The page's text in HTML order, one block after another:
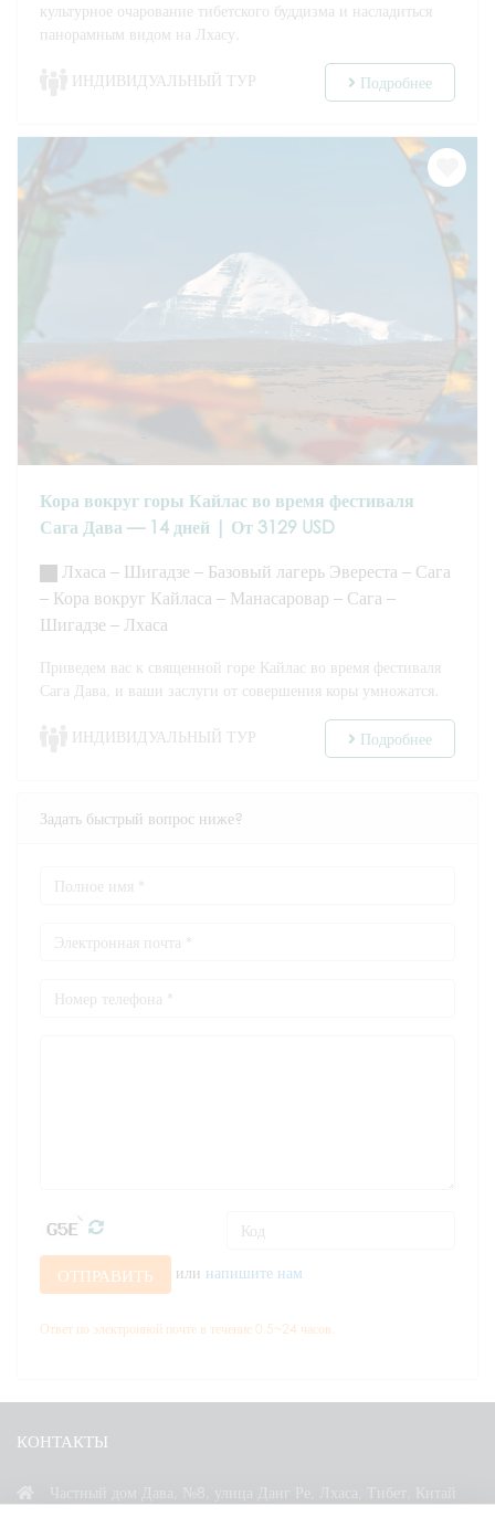
культурное очарование тибетского буддизма и насладиться
панорамным видом на Лхасу.
ИНДИВИДУАЛЬНЫЙ ТУР Подробнее
Кора вокруг горы Кайлас во время фестиваля
Сага Дава — 14 дней | От 3129 USD
Лхаса – Шигадзе – Базовый лагерь Эвереста – Сага
– Кора вокруг Кайласа – Манасаровар – Сага –
Шигадзе – Лхаса
Приведем вас к священной горе Кайлас во время фестиваля
Сага Дава, и ваши заслуги от совершения коры умножатся.
ИНДИВИДУАЛЬНЫЙ ТУР Подробнее
Задать быстрый вопрос ниже?
ОТПРАВИТЬ или напишите нам
Ответ по электронной почте в течение 0.5~24 часов.
КОНТАКТЫ
Частный дом Дава, №8, улица Данг Ре, Лхаса, Тибет, Китай